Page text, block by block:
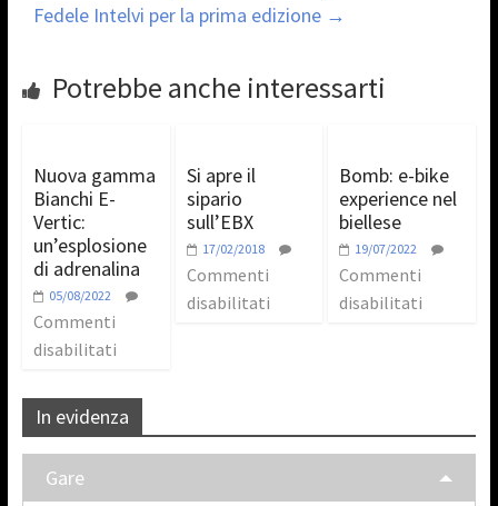
Fedele Intelvi per la prima edizione →
Potrebbe anche interessarti
Nuova gamma
Bianchi E-
Vertic:
un’esplosione
di adrenalina
05/08/2022
Commenti
disabilitati
Si apre il
sipario
sull’EBX
17/02/2018
Commenti
disabilitati
Bomb: e-bike
experience nel
biellese
19/07/2022
Commenti
disabilitati
In evidenza
Gare